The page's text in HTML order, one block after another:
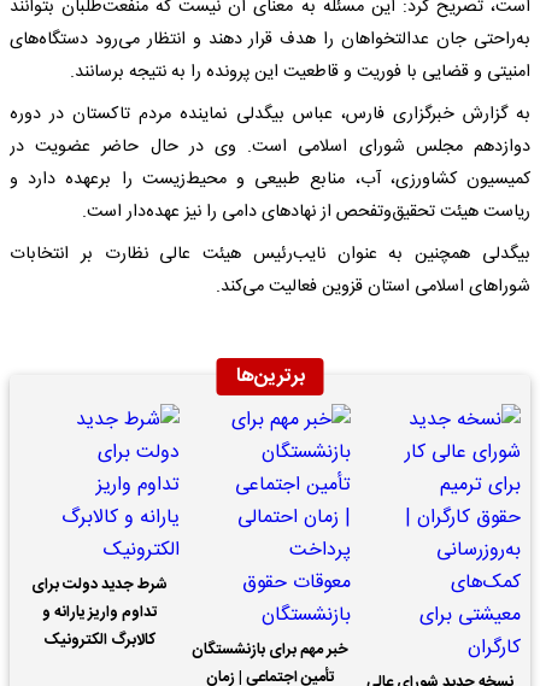
است، تصریح کرد: این مسئله به معنای آن نیست که منفعت‌طلبان بتوانند
به‌راحتی جان عدالتخواهان را هدف قرار دهند و انتظار می‌رود دستگاه‌های
امنیتی و قضایی با فوریت و قاطعیت این پرونده را به نتیجه برسانند.
به گزارش خبرگزاری فارس، عباس بیگدلی نماینده مردم تاکستان در دوره
دوازدهم مجلس شورای اسلامی است. وی در حال حاضر عضویت در
کمیسیون کشاورزی، آب، منابع طبیعی و محیط‌زیست را برعهده دارد و
ریاست هیئت تحقیق‌وتفحص از نهادهای دامی را نیز عهده‌دار است.
بیگدلی همچنین به عنوان نایب‌رئیس هیئت عالی نظارت بر انتخابات
شوراهای اسلامی استان قزوین فعالیت می‌کند.
برترین‌ها
خبر مهم برای بازنشستگان
تأمین اجتماعی | زمان
شرط جدید دولت برای
تداوم واریز یارانه و
کالابرگ الکترونیک